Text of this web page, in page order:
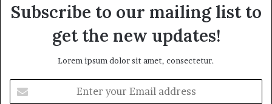
Subscribe to our mailing list to
get the new updates!
Lorem ipsum dolor sit amet, consectetur.
your